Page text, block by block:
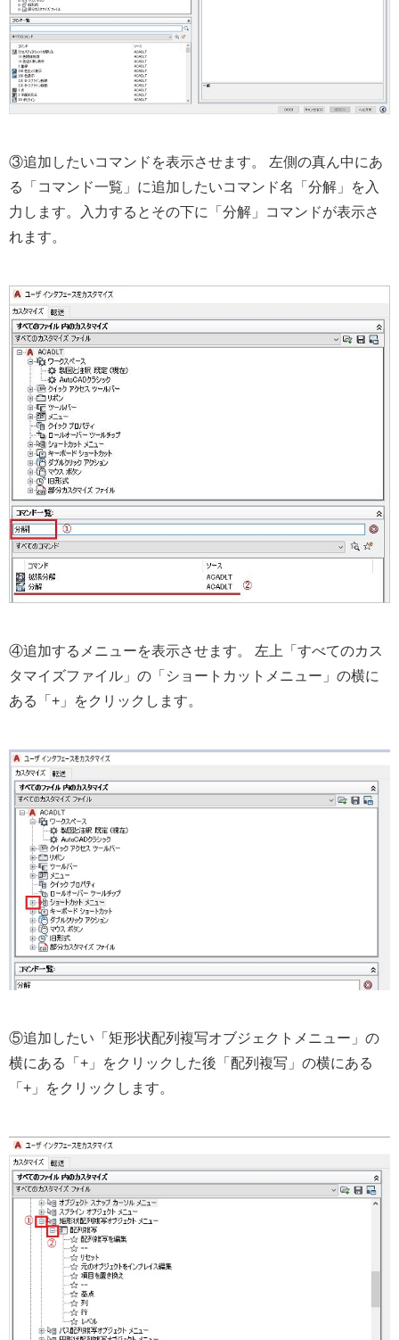
③追加したいコマンドを表示させます。 左側の真ん中にあ
る「コマンド一覧」に追加したいコマンド名「分解」を入
力します。入力するとその下に「分解」コマンドが表示さ
れます。
④追加するメニューを表示させます。 左上「すべてのカス
タマイズファイル」の「ショートカットメニュー」の横に
ある「+」をクリックします。
⑤追加したい「矩形状配列複写オブジェクトメニュー」の
横にある「+」をクリックした後「配列複写」の横にある
「+」をクリックします。